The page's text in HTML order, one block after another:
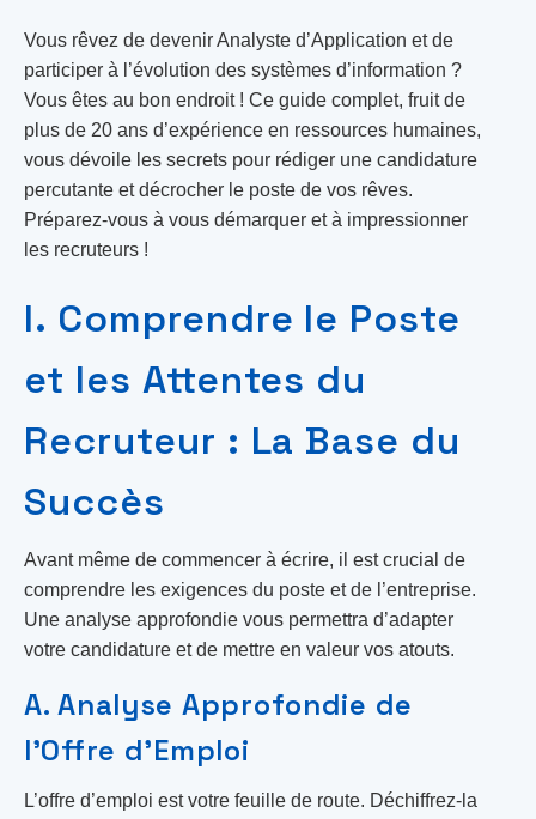
Vous rêvez de devenir Analyste d’Application et de
participer à l’évolution des systèmes d’information ?
Vous êtes au bon endroit ! Ce guide complet, fruit de
plus de 20 ans d’expérience en ressources humaines,
vous dévoile les secrets pour rédiger une candidature
percutante et décrocher le poste de vos rêves.
Préparez-vous à vous démarquer et à impressionner
les recruteurs !
I. Comprendre le Poste
et les Attentes du
Recruteur : La Base du
Succès
Avant même de commencer à écrire, il est crucial de
comprendre les exigences du poste et de l’entreprise.
Une analyse approfondie vous permettra d’adapter
votre candidature et de mettre en valeur vos atouts.
A. Analyse Approfondie de
l’Offre d’Emploi
L’offre d’emploi est votre feuille de route. Déchiffrez-la